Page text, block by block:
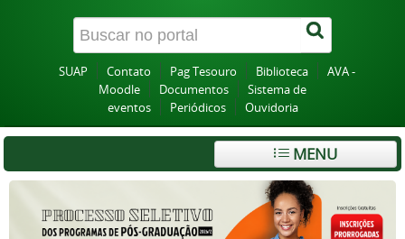
Canais
SUAP Contato Pag Tesouro Biblioteca
AVA -
Moodle
Documentos
Sistema de
eventos
Periódicos Ouvidoria
MENU